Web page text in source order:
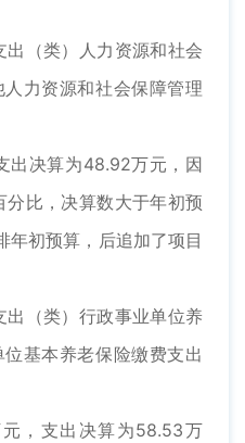
（类）人力资源和社会
力资源和社会保障管理
决算为48.92万元，因
比，决算数大于年初预
年初预算，后追加了项目
（类）行政事业单位养
基本养老保险缴费支出
支出决算为58.53万